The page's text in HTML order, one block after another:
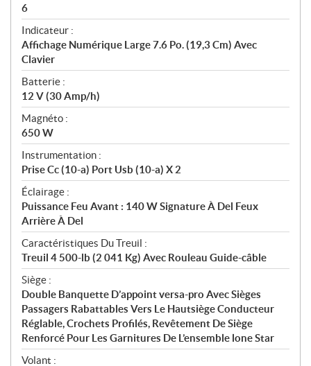
6
Indicateur :
Affichage Numérique Large 7.6 Po. (19,3 Cm) Avec
Clavier
Batterie :
12 V (30 Amp/h)
Magnéto :
650 W
Instrumentation :
Prise Cc (10-a) Port Usb (10-a) X 2
Éclairage :
Puissance Feu Avant : 140 W Signature À Del Feux
Arrière À Del
Caractéristiques Du Treuil :
Treuil 4 500-lb (2 041 Kg) Avec Rouleau Guide-câble
Siège :
Double Banquette D’appoint versa-pro Avec Sièges
Passagers Rabattables Vers Le Hautsiège Conducteur
Réglable, Crochets Profilés, Revêtement De Siège
Renforcé Pour Les Garnitures De L’ensemble lone Star
Volant :